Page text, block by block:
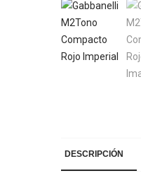
DESCRIPCIÓN